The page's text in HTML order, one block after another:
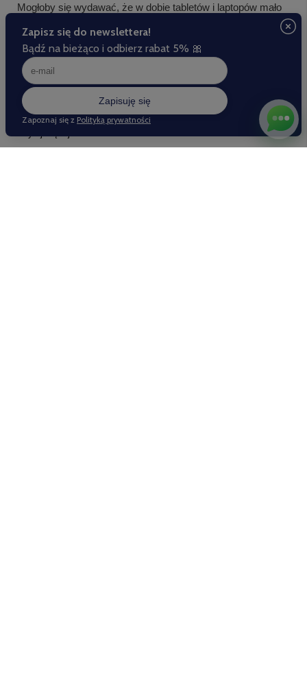
Mogłoby się wydawać, że w dobie tabletów i laptopów mało
mylnego! Pisanie odręczne aktywuje w mózgu neurony
odpowiedzialne za kreatywność. Coraz częściej dużą wagę
przywiązujemy do tego, jak i czym piszemy. Dbamy o
jakość papieru i odpowiedni przyrząd do pisania. Pióro
wieczne od lat kojarzy się ze stylem i elegancją. Zapiski
tworzone piórem są zazwyczaj bardziej staranne niż te
wykonane długopisem. Pióro skrywa jednak wiele tajemnic.